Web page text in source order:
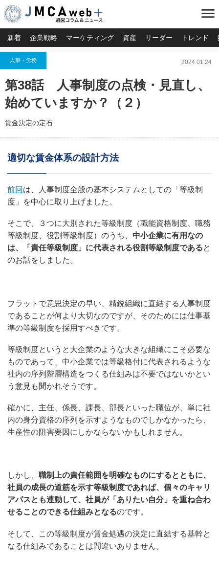
menu
新着 企業戦略 マーケティング 資産 リーダー トレンド
人事・労務 2024.01.24
第38話 人事制度の点検・見直し、
始めていますか？（２）
賃金決定の定石
適切な賃金体系の設計方法
前回 は、人事制度全般の基本システムとしての「等級制
度」を中心に取り上げました。
そこで、３つに大別された等級制度（職能資格制度、職務
等級制度、役割等級制度）のうち、 中小企業に有用なの
は、「責任等級制度」に代表される役割等級制度であると
のお話をしました。
フラットで意思決定の早い、精鋭組織に直結する人事制度
であることが何より大切なのですが、そのためには仕事基
準の等級制度を採用すべきです。
等級制度というと大企業のような大きな組織にこそ必要な
ものであって、中小企業では等級格付に代表されるような
社内の序列階層構造をつくる仕組みは不要ではないかとい
う意見も聞かれそうです。
確かに、主任、係長、課長、部長といった職位が、単に社
内の身分資格の序列を示すようなものでしかなかったら、
生産性の阻害要因にしかならないかもしれません。
しかし、 職制上の責任範囲を明確なものにするとともに、
社員の成長の道筋を示す等級制度であれば、個々のキャリ
アパスとも連動して、社員が「ありたい自分」を重ね合わ
せることのできる仕組みとなるのです。
そして、この等級制度が賃金処遇の決定に直結する基幹と
なる仕組みであることは間違いありません。